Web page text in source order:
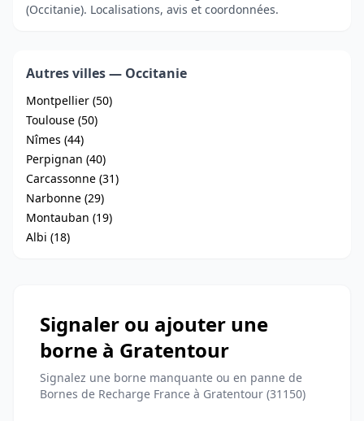
(Occitanie). Localisations, avis et coordonnées.
Autres villes — Occitanie
Montpellier (50)
Toulouse (50)
Nîmes (44)
Perpignan (40)
Carcassonne (31)
Narbonne (29)
Montauban (19)
Albi (18)
Signaler ou ajouter une
borne à Gratentour
Signalez une borne manquante ou en panne de
Bornes de Recharge France à Gratentour (31150)